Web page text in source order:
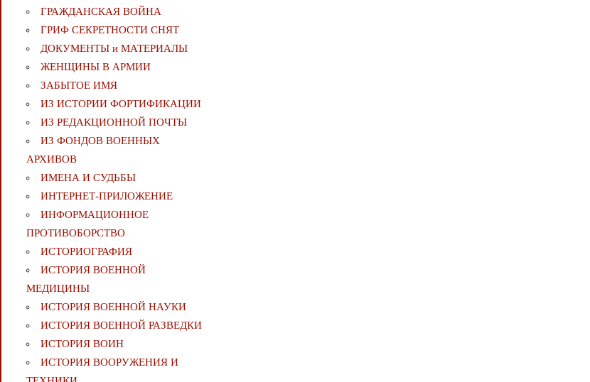
ГРАЖДАНСКАЯ ВОЙНА
ГРИФ СЕКРЕТНОСТИ СНЯТ
ДОКУМЕНТЫ и МАТЕРИАЛЫ
ЖЕНЩИНЫ В АРМИИ
ЗАБЫТОЕ ИМЯ
ИЗ ИСТОРИИ ФОРТИФИКАЦИИ
ИЗ РЕДАКЦИОННОЙ ПОЧТЫ
ИЗ ФОНДОВ ВОЕННЫХ
АРХИВОВ
ИМЕНА И СУДЬБЫ
ИНТЕРНЕТ-ПРИЛОЖЕНИЕ
ИНФОРМАЦИОННОЕ
ПРОТИВОБОРСТВО
ИСТОРИОГРАФИЯ
ИСТОРИЯ ВОЕННОЙ
МЕДИЦИНЫ
ИСТОРИЯ ВОЕННОЙ НАУКИ
ИСТОРИЯ ВОЕННОЙ РАЗВЕДКИ
ИСТОРИЯ ВОИН
ИСТОРИЯ ВООРУЖЕНИЯ И